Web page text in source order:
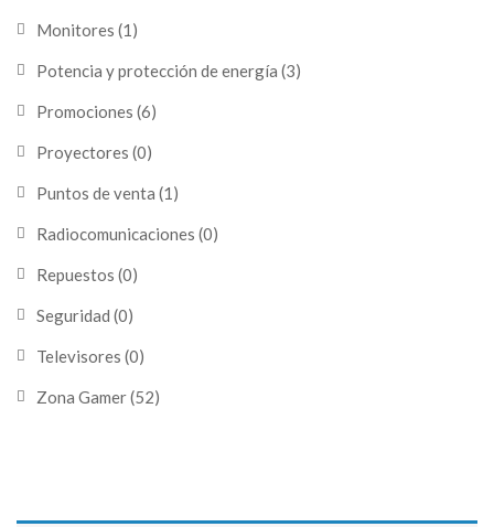
Monitores (1)
Potencia y protección de energía (3)
Promociones (6)
Proyectores (0)
Puntos de venta (1)
Radiocomunicaciones (0)
Repuestos (0)
Seguridad (0)
Televisores (0)
Zona Gamer(52)